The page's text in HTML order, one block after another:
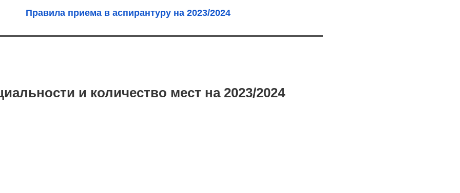
Правила приема в аспирантуру на 2023/2024
и количество мест на 2023/2024